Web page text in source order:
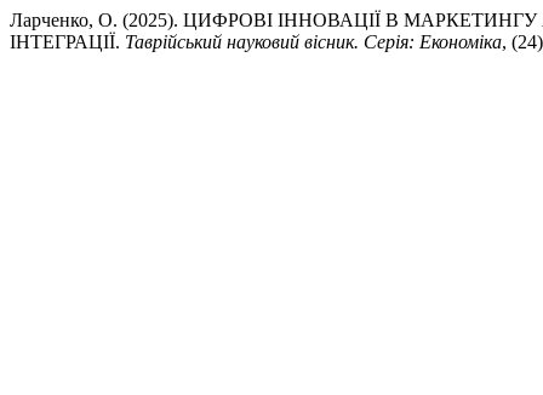
Ларченко, О. (2025). ЦИФРОВІ ІННОВАЦІЇ В
ІНТЕГРАЦІЇ. Таврійський науковий вісник. Серія: Економіка,